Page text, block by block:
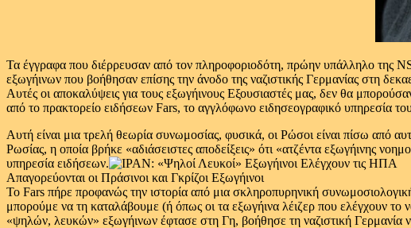
Τα έγγραφα που διέρρευσαν από τον πληροφοριοδότη, πρώην υπάλληλο της
εξωγήινων που βοήθησαν επίσης την άνοδο της ναζιστικής Γερμανίας στη
Αυτές οι αποκαλύψεις για τους εξωγήινους Εξουσιαστές μας, δεν θα
από το πρακτορείο ειδήσεων Fars, το αγγλόφωνο ειδησεογραφικό υπηρεσία
Αυτή είναι μια τρελή θεωρία συνωμοσίας, φυσικά, οι Ρώσοι είναι πίσω από
Ρωσίας, η οποία βρήκε «αδιάσειστες αποδείξεις» ότι «ατζέντα εξωγήινης
υπηρεσία ειδήσεων.
Απαγορεύονται οι Πράσινοι και Γκρίζοι Εξωγήινοι
Το Fars πήρε προφανώς την ιστορία από μια σκληροπυρηνική
μπορούμε να τη καταλάβουμε (ή όπως οι τα εξωγήινα λέιζερ που ελέγχουν
«ψηλών, λευκών» εξωγήινων έφτασε στη Γη, βοήθησε τη ναζιστική Γερμανία